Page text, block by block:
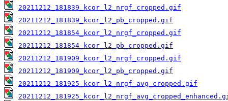
20211212_181839_kcor_l2_nrgf_cropped.gif
20211212_181839_kcor_l2_pb_cropped.gif
20211212_181854_kcor_l2_nrgf_cropped.gif
20211212_181854_kcor_l2_pb_cropped.gif
20211212_181909_kcor_l2_nrgf_cropped.gif
20211212_181909_kcor_l2_pb_cropped.gif
20211212_181925_kcor_l2_nrgf_avg_cropped.gif